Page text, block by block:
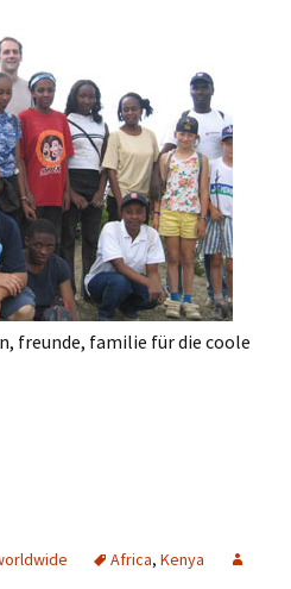
freunde, familie für die coole
Africa, Kenya